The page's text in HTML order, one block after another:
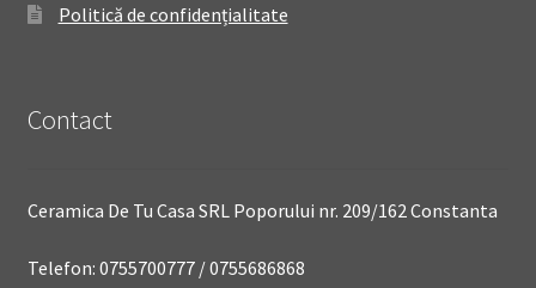
Politică de confidențialitate
Contact
Ceramica De Tu Casa SRL Poporului nr. 209/162 Constanta
Telefon: 0755700777 / 0755686868